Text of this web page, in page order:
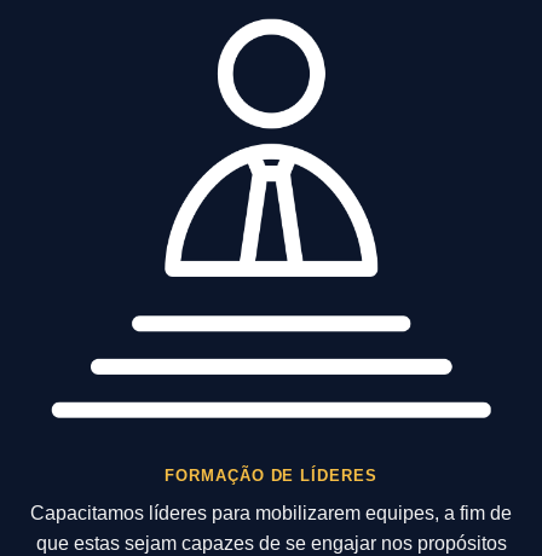
FORMAÇÃO DE LÍDERES
Capacitamos líderes para mobilizarem equipes, a fim de
que estas sejam capazes de se engajar nos propósitos